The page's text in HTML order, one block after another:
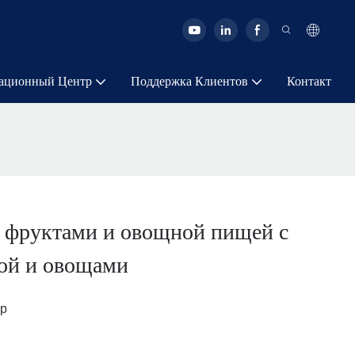
Центр Поддержка Клиентов Контакт
и овощной пищей с
и овощами